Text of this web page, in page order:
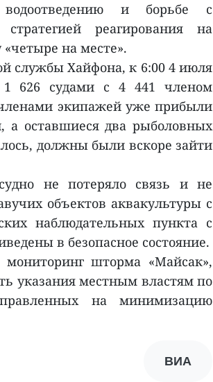
и борьбе с
реагирования на
на месте».
службы Хайфона, к 6:00 4 июля
1 626 судами с 4 441 членом
экипажей уже прибыли
а оставшиеся два рыболовных
должны были вскоре зайти
не потеряло связь и не
объектов аквакультуры с
наблюдательных пункта с
в безопасное состояние.
мониторинг шторма «Майсак»,
указания местным властям по
на минимизацию
ВИА